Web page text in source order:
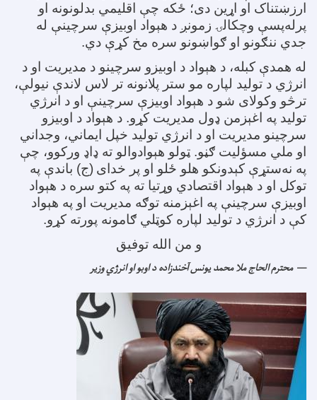
ارزښتناک او اړین دی؛ ځکه چې اقلیمي بدلونونه او
پرله‌پسې وچکالۍ زمونږ د هېواد اوبیزې سرچینې له
جدي ننګونو او ګواښونو سره مخ کړې دي.
له همدې کبله، د هېواد د اوبیزو سرچینو د مدیریت او د
انرژي د تولید لپاره مو ستر پلانونه تر لاس لاندې نیولې،
ترڅو وکولای شو د هېواد اوبیزې سرچینې او د انرژي
تولید په اغېزمن ډول مدیریت کړو. د هېواد د اوبیزو
سرچینو مدیریت او د انرژي تولید خپل ایماني، وجداني
او ملي مسؤلیت ګڼو. ټولو هېوادوالو ته ډاډ ورکوو، چې
په نه‌ستړې کېدونکو هلو ځلو او پر خدای (ج) باندې په
توکل او د هېواد اقتصادي وړتیا ته په کتو سره د هېواد
اوبیزې سرچینې په اغېزمنه توګه مدیریت او په هېواد
کې د انرژي د تولید لپاره کوټلي ګامونه پورته کړو.
و من الله توفیق
محترم الحاج ملا محمد یونس آخندزاده د اوبو او انرژي وزیر